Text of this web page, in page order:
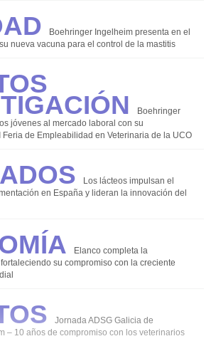
y Genética
Sanidad
Eventos
Legislación
Mercados
Coccidiosis
en el ordeño
en Terneros
Boehringer Ingelheim presenta en el
nueva vacuna para el control de la mastitis
Boehringer
jóvenes al mercado laboral con su
de Empleabilidad en Veterinaria de la UCO
Los lácteos impulsan el
en España y lideran la innovación del
Elanco completa la
su compromiso con la creciente
Jornada ADSG Galicia de
– 10 años de compromiso con los veterinarios